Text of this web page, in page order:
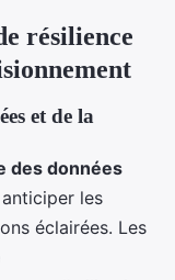
résilience
et de la
des données
les
éclairées. Les